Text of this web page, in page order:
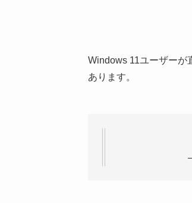
Windows 11ユーザーが
あります。